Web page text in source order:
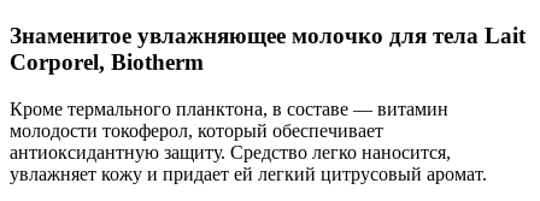
Знаменитое увлажняющее молочко для тела Lait
Corporel, Biotherm
Кроме термального планктона, в составе — витамин
молодости токоферол, который обеспечивает
антиоксидантную защиту. Средство легко наносится,
увлажняет кожу и придает ей легкий цитрусовый аромат.